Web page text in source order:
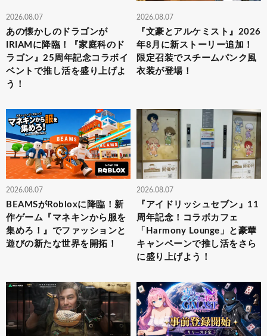
2026.08.07
あの懐かしのドラゴンが
IRIAMに降臨！『家庭科のド
ラゴン』25周年記念コラボイ
ベントで推し活を盛り上げよ
う！
2026.08.07
『文豪とアルケミスト』2026
年8月に新ストーリー追加！
限定召装でスチームパンク風
衣装が登場！
2026.08.07
BEAMSがRobloxに降臨！新
作ゲーム『マネキンから服を
集めろ！』でファッションと
遊びの新たな世界を開拓！
2026.08.07
『アイドリッシュセブン』11
周年記念！コラボカフェ
「Harmony Lounge」と豪華
キャンペーンで推し活をさら
に盛り上げよう！